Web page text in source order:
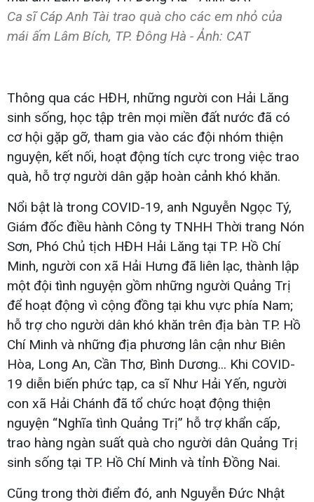
Ca sĩ Cáp Anh Tài trao quà cho các em nhỏ của
mái ấm Lâm Bích, TP. Đông Hà - Ảnh: CAT
Thông qua các HĐH, những người con Hải Lăng
sinh sống, học tập trên mọi miền đất nước đã có
cơ hội gặp gỡ, tham gia vào các đội nhóm thiện
nguyện, kết nối, hoạt động tích cực trong việc trao
quà, hỗ trợ người dân gặp hoàn cảnh khó khăn.
Nổi bật là trong COVID-19, anh Nguyễn Ngọc Tý,
Giám đốc điều hành Công ty TNHH Thời trang Nón
Sơn, Phó Chủ tịch HĐH Hải Lăng tại TP. Hồ Chí
Minh, người con xã Hải Hưng đã liên lạc, thành lập
một đội tình nguyện gồm những người Quảng Trị
để hoạt động vì cộng đồng tại khu vực phía Nam;
hỗ trợ cho người dân khó khăn trên địa bàn TP. Hồ
Chí Minh và những địa phương lân cận như Biên
Hòa, Long An, Cần Thơ, Bình Dương... Khi COVID-
19 diễn biến phức tạp, ca sĩ Như Hải Yến, người
con xã Hải Chánh đã tổ chức hoạt động thiện
nguyện “Nghĩa tình Quảng Trị” hỗ trợ khẩn cấp,
trao hàng ngàn suất quà cho người dân Quảng Trị
sinh sống tại TP. Hồ Chí Minh và tỉnh Đồng Nai.
Cũng trong thời điểm đó, anh Nguyễn Đức Nhật